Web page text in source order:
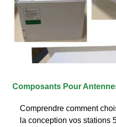
Composants Pour
Comprendre comment
la conception vos stations